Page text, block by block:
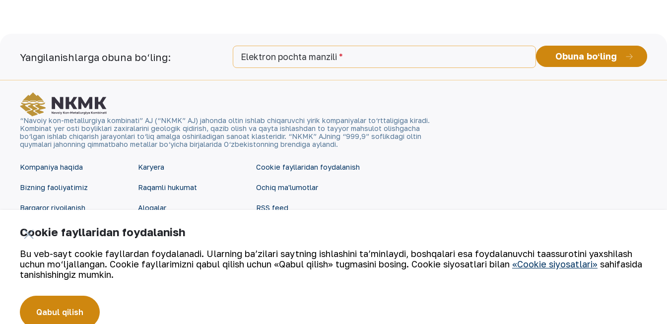
Yangilanishlarga obuna bo‘ling: Elektron pochta manzili Obuna boʻling
“Navoiy kon-metallurgiya kombinati” AJ (“NKMK” AJ) jahonda oltin ishlab chiqaruvchi yirik kompaniyalar to‘rttaligiga kiradi.
Kombinat yer osti boyliklari zaxiralarini geologik qidirish, qazib olish va qayta ishlashdan to tayyor mahsulot olishgacha
bo‘lgan ishlab chiqarish jarayonlari to‘liq amalga oshiriladigan sanoat klasteridir. “NKMK” AJning “999,9” soflikdagi oltin
quymalari jahonning qimmatbaho metallar bo‘yicha birjalarida O‘zbekistonning brendiga aylandi.
Kompaniya haqida
Bizning faoliyatimiz
Barqaror rivojlanish
Investorlarga
Karyera
Raqamli hukumat
Aloqalar
Sayt xaritasi
Cookie fayllaridan foydalanish
Ochiq ma'lumotlar
RSS feed
Cookie fayllaridan foydalanish
Bu veb-sayt cookie fayllardan foydalanadi. Ularning ba’zilari saytning ishlashini ta’minlaydi, boshqalari esa foydalanuvchi taassurotini yaxshilash
uchun mo‘ljallangan. Cookie fayllarimizni qabul qilish uchun «Qabul qilish» tugmasini bosing. Cookie siyosatlari bilan «Cookie siyosatlari» sahifasida
tanishishingiz mumkin.
Qabul qilish